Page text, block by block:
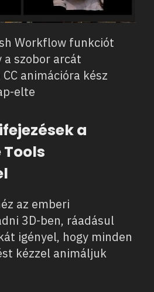
Workflow funkciót
szobor arcát
animációra kész
elte
a
Tools
az emberi
3D-ben, ráadásul
igényel, hogy minden
kézzel animáljuk